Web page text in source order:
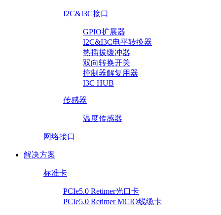
I2C&I3C接口
GPIO扩展器
I2C&I3C电平转换器
热插拔缓冲器
双向转换开关
控制器解复用器
I3C HUB
传感器
温度传感器
网络接口
解决方案
标准卡
PCIe5.0 Retimer光口卡
PCIe5.0 Retimer MCIO线缆卡